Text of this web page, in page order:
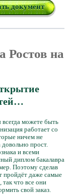
документ
Ростов на
можете быть
работает со
ничем не
прост.
и всеми
диплом бакалавра
Поэтому сделав
пройдёт даже самые
что все они
свой заказ.